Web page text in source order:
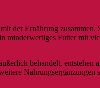
der Ernährung
Futter mit
behandelt, entstehen